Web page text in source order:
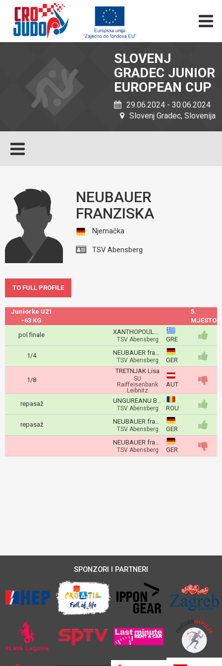
SLOVENJ
GRADEC JUNIOR
EUROPEAN CUP
29.06.2024 - 30.06.2024
Slovenj Gradec, Slovenija
NEUBAUER
FRANZISKA
Njemačka
TSV Abensberg
TO FULL PROFILE
Juniorke U21
-63 KG
5.
MJESTO
pol finale
XANTHOPOULOU Sofia
TSV Abensberg GRE
1/4 NEUBAUER franziska
TSV Abensberg GER
1/8
TRETNJAK Lisa
SU
Raiffeisenbank
Leibnitz
AUT
repasaž UNGUREANU Bianca
TSV Abensberg ROU
repasaž NEUBAUER franziska
TSV Abensberg
GER
NEUBAUER franziska
TSV Abensberg GER
SPONZORI I PARTNERI